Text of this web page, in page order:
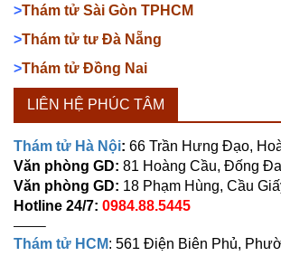
>Thám tử Sài Gòn TPHCM
>Thám tử tư Đà Nẵng
>Thám tử Đồng Nai
LIÊN HỆ PHÚC TÂM
Thám tử Hà Nội: 66 Trần Hưng Đạo,
Văn phòng GD: 81 Hoàng Cầu, Đống
Văn phòng GD: 18 Phạm Hùng, Cầu
Hotline 24/7: 0984.88.5445
——–
Thám tử HCM: 561 Điện Biên Phủ,